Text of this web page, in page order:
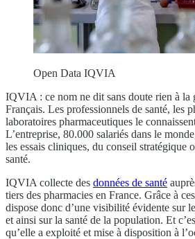
Open Data IQVIA
IQVIA : ce nom ne dit sans doute rien à la
Français. Les professionnels de santé, les
laboratoires pharmaceutiques le
L’entreprise, 80.000 salariés dans le
les essais cliniques, du conseil stratégique
santé.
IQVIA collecte des données de santé
tiers des pharmacies en France. Grâce à
dispose donc d’une visibilité évidente sur
et ainsi sur la santé de la population. Et
qu’elle a exploité et mise à disposition à